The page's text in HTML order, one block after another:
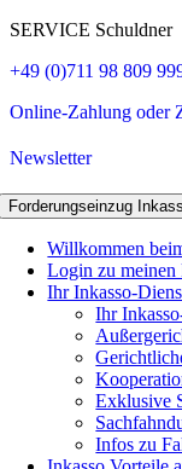
SERVICE Schuldner
+49 (0)711 98 809
Online-Zahlung oder
Newsletter
Forderungseinzug
Willkommen
Login zu meinen
Ihr Inkasso-
Ihr
Exklusive
Infos zu